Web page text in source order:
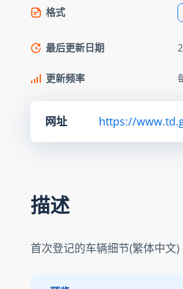
格式
最后更新日期
更新频率
网址 https://
描述
首次登记的车辆细节(繁体中文)